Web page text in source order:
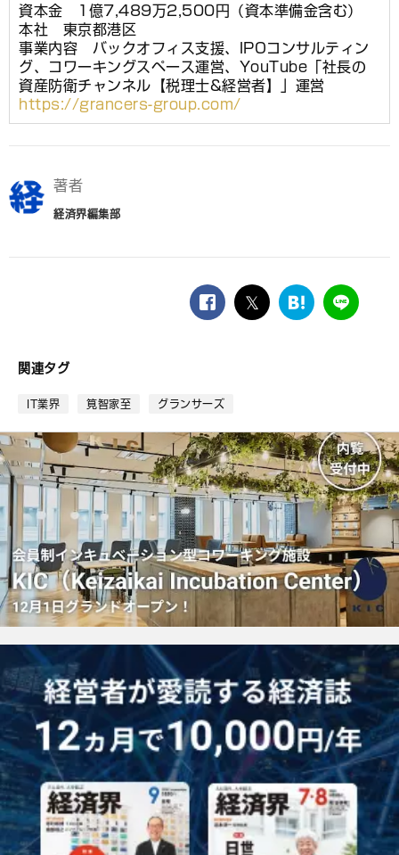
資本金 1億7,489万2,500円（資本準備金含む）
本社 東京都港区
事業内容 バックオフィス支援、IPOコンサルティン
グ、コワーキングスペース運営、YouTube「社長の
資産防衛チャンネル【税理士&経営者】」運営
https://grancers-group.com/
著者
経済界編集部
facebook
twitter
は
ー
ク
LINE
関連タグ
IT業界 筧智家至 グランサーズ